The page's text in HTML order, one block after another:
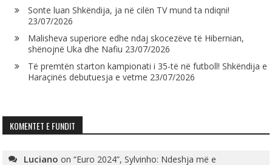
Sonte luan Shkëndija, ja në cilën TV mund ta ndiqni!
23/07/2026
Malisheva superiore edhe ndaj skocezëve të Hibernian,
shënojnë Uka dhe Nafiu 23/07/2026
Të premtën starton kampionati i 35-të në futboll! Shkëndija e
Haraçinës debutuesja e vetme 23/07/2026
KOMENTET E FUNDIT
Luciano on“Euro 2024”, Sylvinho: Ndeshja më e